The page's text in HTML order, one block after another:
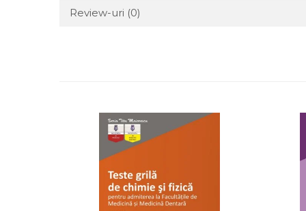
Review-uri (0)